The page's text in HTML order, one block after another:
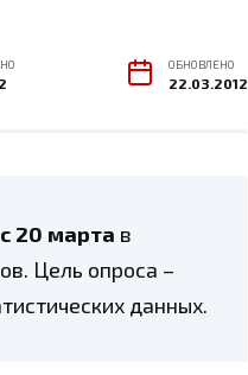
ОБНОВЛЕНО
22.03.2012
с 20 марта в
Цель опроса –
данных.